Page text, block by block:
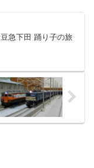
急下田 踊り子の旅